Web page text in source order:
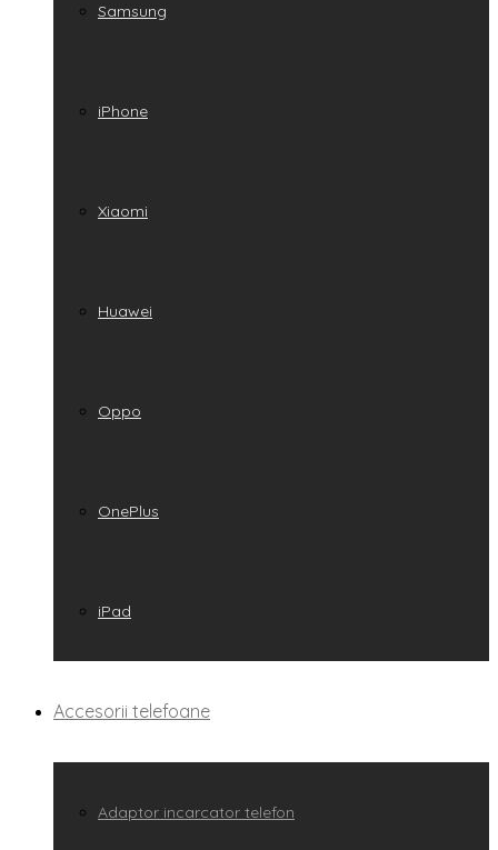
Samsung
iPhone
Xiaomi
Huawei
Oppo
OnePlus
iPad
Accesorii telefoane
Adaptor incarcator telefon